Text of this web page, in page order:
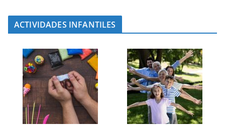
ACTIVIDADES INFANTILES